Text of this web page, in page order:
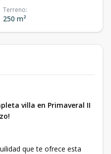
Terreno:
250 m²
villa en Primaveral II
que te ofrece esta